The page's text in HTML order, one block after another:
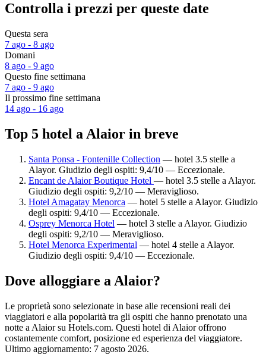
Controlla i prezzi per queste date
Questa sera
7 ago - 8 ago
Domani
8 ago - 9 ago
Questo fine settimana
7 ago - 9 ago
Il prossimo fine settimana
14 ago - 16 ago
Top 5 hotel a Alaior in breve
Santa Ponsa - Fontenille Collection — hotel 3.5 stelle a
Alayor. Giudizio degli ospiti: 9,4/10 — Eccezionale.
Encant de Alaior Boutique Hotel — hotel 3.5 stelle a Alayor.
Giudizio degli ospiti: 9,2/10 — Meraviglioso.
Hotel Amagatay Menorca — hotel 5 stelle a Alayor. Giudizio
degli ospiti: 9,4/10 — Eccezionale.
Osprey Menorca Hotel — hotel 3 stelle a Alayor. Giudizio
degli ospiti: 9,2/10 — Meraviglioso.
Hotel Menorca Experimental — hotel 4 stelle a Alayor.
Giudizio degli ospiti: 9,4/10 — Eccezionale.
Dove alloggiare a Alaior?
Le proprietà sono selezionate in base alle recensioni reali dei
viaggiatori e alla popolarità tra gli ospiti che hanno prenotato una
notte a Alaior su Hotels.com. Questi hotel di Alaior offrono
costantemente comfort, posizione ed esperienza del viaggiatore.
Ultimo aggiornamento: 7 agosto 2026.